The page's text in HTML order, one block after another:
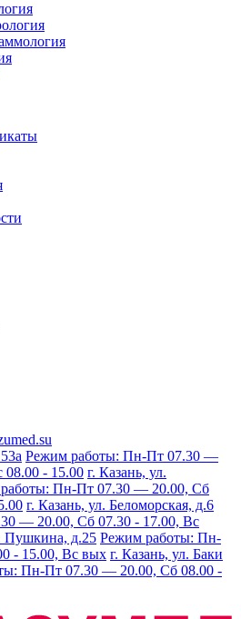
Режим работы: Пн-Пт 07.30 —
08.00 - 15.00 г. Казань, ул.
Пн-Пт 07.30 — 20.00, Сб
г. Казань, ул. Беломорская, д.6
— 20.00, Сб 07.30 - 17.00, Вс
Пушкина, д.25 Режим работы: Пн-
- 15.00, Вс вых г. Казань, ул. Баки
Пн-Пт 07.30 — 20.00, Сб 08.00 -